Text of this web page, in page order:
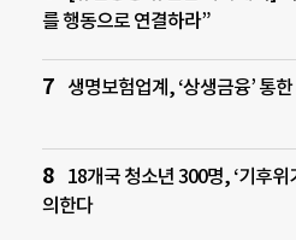
를 행동으로 연결하라”
생명보험업계, ‘상생금융’ 통
18개국 청소년 300명, ‘기후위
의한다